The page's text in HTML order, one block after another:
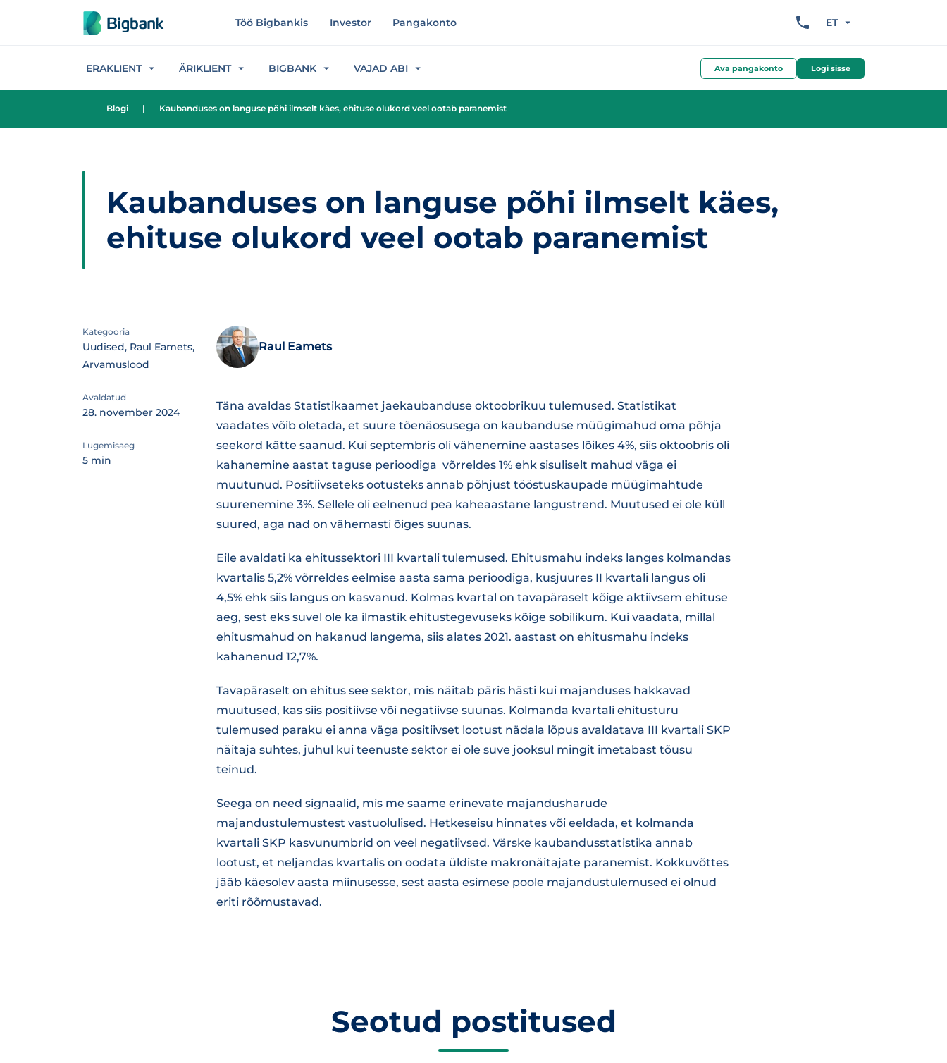
Hüppa sisu juurde
Töö Bigbankis Investor Pangakonto ET
ERAKLIENT ÄRIKLIENT BIGBANK VAJAD ABI Ava pangakonto Logi sisse
Blogi | Kaubanduses on languse põhi ilmselt käes, ehituse olukord veel ootab paranemist
Kaubanduses on languse põhi ilmselt käes,
ehituse olukord veel ootab paranemist
Kategooria
Uudised, Raul Eamets,
Arvamuslood
Avaldatud
28. november 2024
Lugemisaeg
5 min
Raul Eamets
Täna avaldas Statistikaamet jaekaubanduse oktoobrikuu tulemused. Statistikat
vaadates võib oletada, et suure tõenäosusega on kaubanduse müügimahud oma põhja
seekord kätte saanud. Kui septembris oli vähenemine aastases lõikes 4%, siis oktoobris oli
kahanemine aastat taguse perioodiga võrreldes 1% ehk sisuliselt mahud väga ei
muutunud. Positiivseteks ootusteks annab põhjust tööstuskaupade müügimahtude
suurenemine 3%. Sellele oli eelnenud pea kaheaastane langustrend. Muutused ei ole küll
suured, aga nad on vähemasti õiges suunas.
Eile avaldati ka ehitussektori III kvartali tulemused. Ehitusmahu indeks langes kolmandas
kvartalis 5,2% võrreldes eelmise aasta sama perioodiga, kusjuures II kvartali langus oli
4,5% ehk siis langus on kasvanud. Kolmas kvartal on tavapäraselt kõige aktiivsem ehituse
aeg, sest eks suvel ole ka ilmastik ehitustegevuseks kõige sobilikum. Kui vaadata, millal
ehitusmahud on hakanud langema, siis alates 2021. aastast on ehitusmahu indeks
kahanenud 12,7%.
Tavapäraselt on ehitus see sektor, mis näitab päris hästi kui majanduses hakkavad
muutused, kas siis positiivse või negatiivse suunas. Kolmanda kvartali ehitusturu
tulemused paraku ei anna väga positiivset lootust nädala lõpus avaldatava III kvartali SKP
näitaja suhtes, juhul kui teenuste sektor ei ole suve jooksul mingit imetabast tõusu
teinud.
Seega on need signaalid, mis me saame erinevate majandusharude
majandustulemustest vastuolulised. Hetkeseisu hinnates või eeldada, et kolmanda
kvartali SKP kasvunumbrid on veel negatiivsed. Värske kaubandusstatistika annab
lootust, et neljandas kvartalis on oodata üldiste makronäitajate paranemist. Kokkuvõttes
jääb käesolev aasta miinusesse, sest aasta esimese poole majandustulemused ei olnud
eriti rõõmustavad.
Seotud postitused